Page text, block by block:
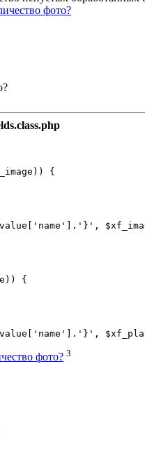
фото?
{
{
фото? 3